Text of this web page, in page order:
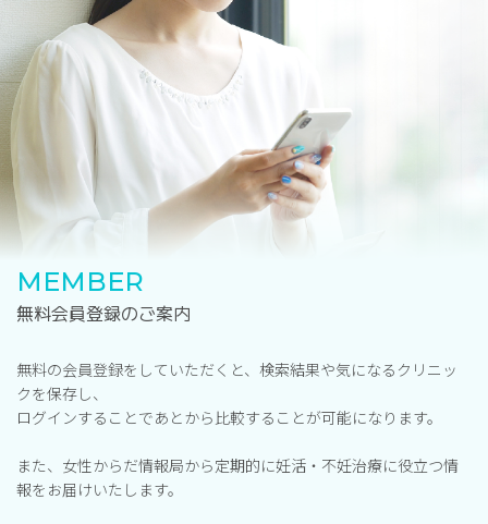
MEMBER
無料会員登録のご案内
無料の会員登録をしていただくと、検索結果や気になるクリニッ
クを保存し、
ログインすることであとから比較することが可能になります。
また、女性からだ情報局から定期的に妊活・不妊治療に役立つ情
報をお届けいたします。